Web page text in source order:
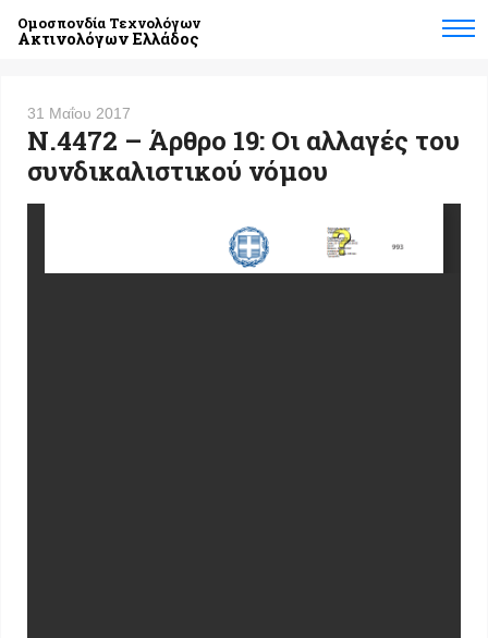
Ομοσπονδία Τεχνολόγων
Ακτινολόγων Ελλάδος
31 Μαΐου 2017
Ν.4472 – Άρθρο 19: Οι αλλαγές του
συνδικαλιστικού νόμου